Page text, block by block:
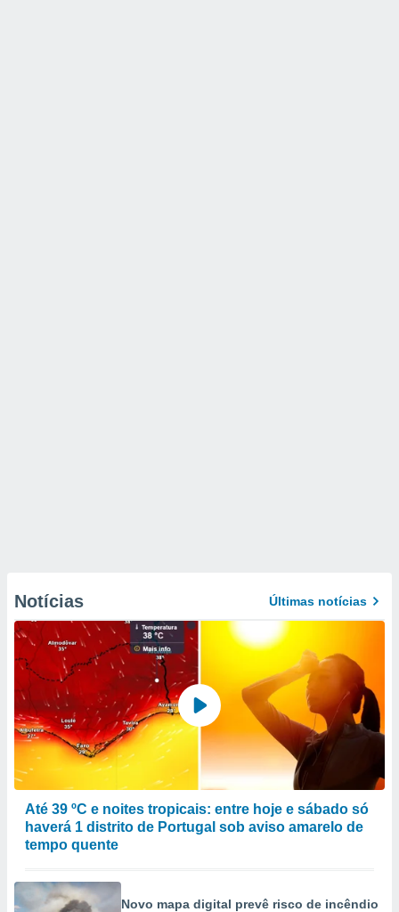
Notícias Últimas notícias
Até 39 ºC e noites tropicais: entre hoje e sábado só
haverá 1 distrito de Portugal sob aviso amarelo de
tempo quente
Novo mapa digital prevê risco de incêndio